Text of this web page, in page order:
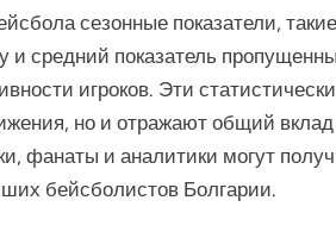
сезонные показатели,
и средний показатель
игроков. Эти
но и отражают общий вклад
фанаты и аналитики могут
бейсболистов Болгарии.